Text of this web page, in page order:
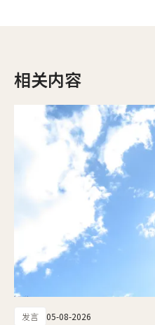
相关内容
发言 05-08-2026